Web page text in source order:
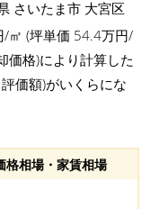
さいたま市 大宮区
/㎡ (坪単価 54.4万円/
価格)により計算した
価額)がいくらにな
格相場・家賃相場